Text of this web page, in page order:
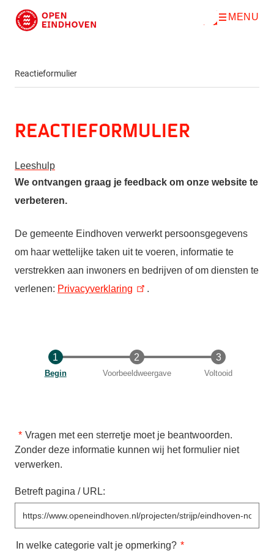
Direct naar de inhoud
O
MENU
Reactieformulier
Reactieformulier
Leeshulp
We ontvangen graag je feedback om onze website te
verbeteren.
De gemeente Eindhoven verwerkt persoonsgegevens
om haar wettelijke taken uit te voeren, informatie te
verstrekken aan inwoners en bedrijven of om diensten te
verlenen: Privacyverklaring .
Huidige
Begin Voorbeeldweergave Voltooid
Vragen met een sterretje moet je beantwoorden.
Zonder deze informatie kunnen wij het formulier niet
verwerken.
Betreft pagina / URL:
In welke categorie valt je opmerking?